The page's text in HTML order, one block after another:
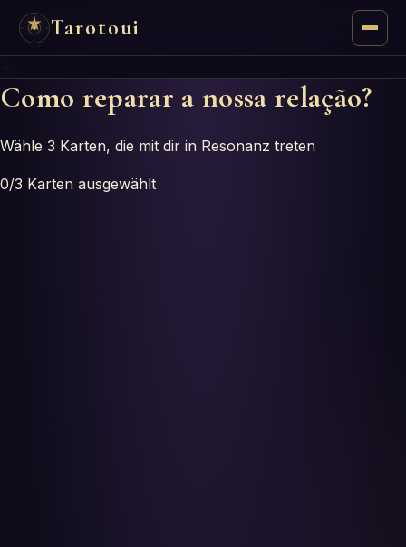
Tarotoui
Oráculos
Como reparar a nossa relação?
Wähle 3 Karten, die mit dir in Resonanz treten
0/3 Karten ausgewählt